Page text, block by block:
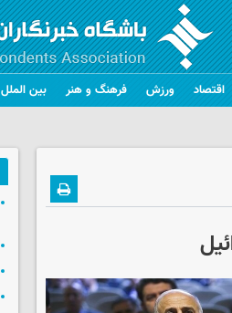
اقتصاد ورزش فرهنگ و هنر بین الملل